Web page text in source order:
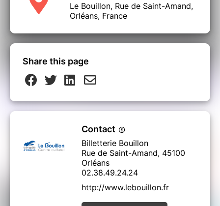
Le Bouillon, Rue de Saint-Amand,
Orléans, France
Share this page
Contact
Billetterie Bouillon
Rue de Saint-Amand, 45100
Orléans
02.38.49.24.24
http://www.lebouillon.fr